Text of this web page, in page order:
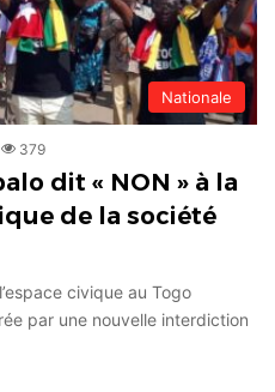
Nationale
379
dit « NON » à la
de la société
civique au Togo
par une nouvelle interdiction